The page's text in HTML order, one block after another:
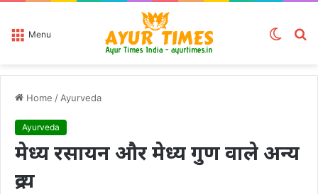
Menu
Switch
Home / Ayurveda
Ayurveda
मेध्य रसायन और मेध्य गुण वाले अन्य
द्रव्य